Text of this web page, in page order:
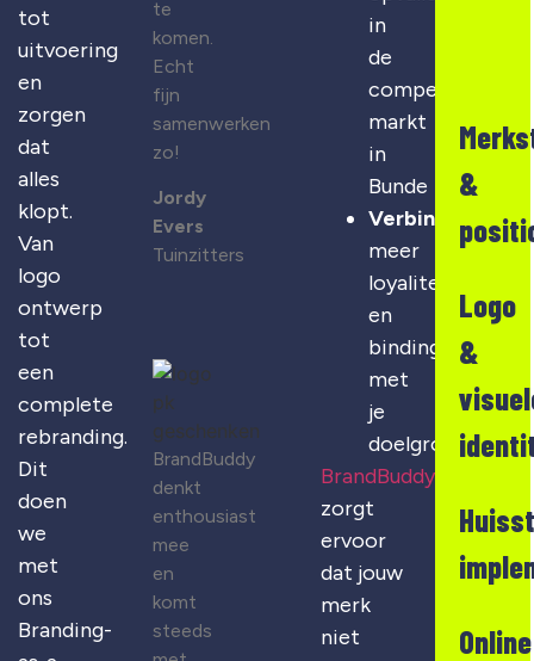
tot
uitvoering
en
zorgen
dat
alles
klopt.
Van
logo
ontwerp
tot
een
complete
rebranding.
Dit
doen
we
met
ons
Branding-
te
komen.
Echt
fijn
samenwerken
zo!
Jordy
Evers
Tuinzitters
BrandBuddy
denkt
enthousiast
mee
en
komt
steeds
in
de
competitieve
markt
in
Bunde
Verbinding
meer
loyaliteit
en
binding
met
je
doelgroep
BrandBuddy
zorgt
ervoor
dat jouw
merk
niet
&
Logo
&
Online